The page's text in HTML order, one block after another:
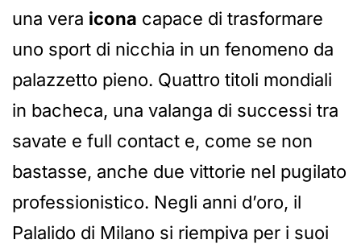
una vera icona capace di trasformare
uno sport di nicchia in un fenomeno da
palazzetto pieno. Quattro titoli mondiali
in bacheca, una valanga di successi tra
savate e full contact e, come se non
bastasse, anche due vittorie nel pugilato
professionistico. Negli anni d’oro, il
Palalido di Milano si riempiva per i suoi